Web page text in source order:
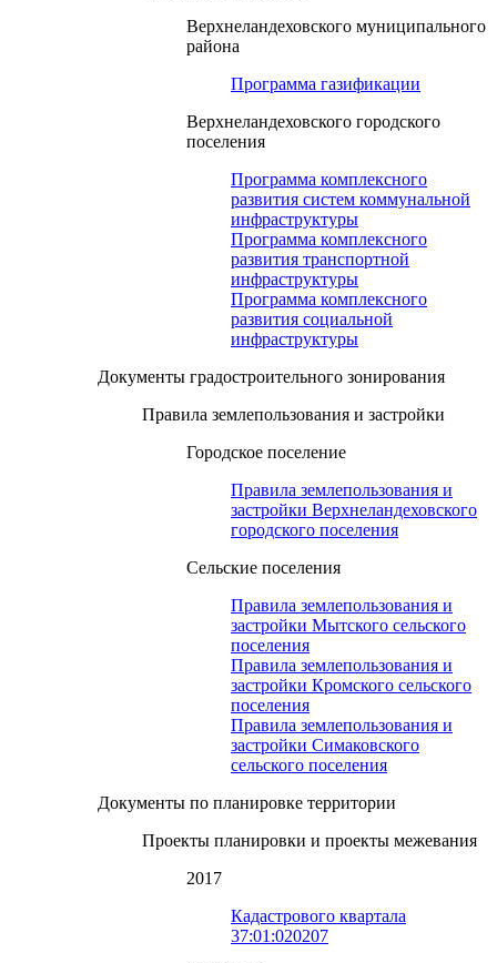
Верхнеландеховского муниципального
района
Программа газификации
Верхнеландеховского городского
поселения
Программа комплексного
развития систем коммунальной
инфраструктуры
Программа комплексного
развития транспортной
инфраструктуры
Программа комплексного
развития социальной
инфраструктуры
Документы градостроительного зонирования
Правила землепользования и застройки
Городское поселение
Правила землепользования и
застройки Верхнеландеховского
городского поселения
Сельские поселения
Правила землепользования и
застройки Мытского сельского
поселения
Правила землепользования и
застройки Кромского сельского
поселения
Правила землепользования и
застройки Симаковского
сельского поселения
Документы по планировке территории
Проекты планировки и проекты межевания
2017
Кадастрового квартала
37:01:020207